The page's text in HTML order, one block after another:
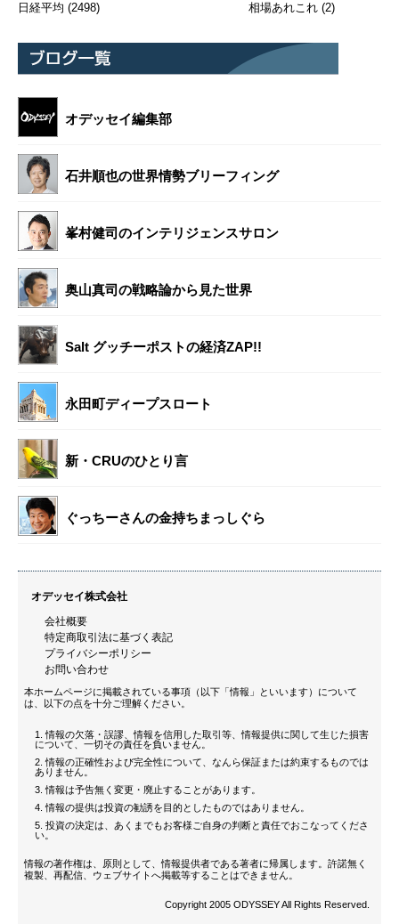
日経平均 (2498)
相場あれこれ (2)
オデッセイ編集部
石井順也の世界情勢ブリーフィング
峯村健司のインテリジェンスサロン
奥山真司の戦略論から見た世界
Salt グッチーポストの経済ZAP!!
永田町ディープスロート
新・CRUのひとり言
ぐっちーさんの金持ちまっしぐら
オデッセイ株式会社
会社概要
特定商取引法に基づく表記
プライバシーポリシー
お問い合わせ
本ホームページに掲載されている事項（以下「情報」といいます）について
は、以下の点を十分ご理解ください。
情報の欠落・誤謬、情報を信用した取引等、情報提供に関して生じた損害
について、一切その責任を負いません。
情報の正確性および完全性について、なんら保証または約束するものでは
ありません。
情報は予告無く変更・廃止することがあります。
情報の提供は投資の勧誘を目的としたものではありません。
投資の決定は、あくまでもお客様ご自身の判断と責任でおこなってくださ
い。
情報の著作権は、原則として、情報提供者である著者に帰属します。許諾無く
複製、再配信、ウェブサイトへ掲載等することはできません。
Copyright 2005 ODYSSEY All Rights Reserved.